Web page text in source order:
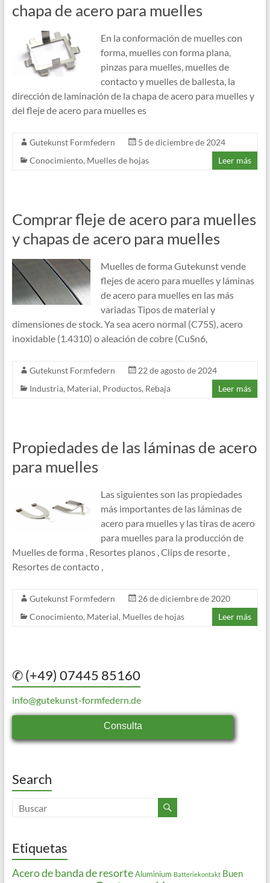
chapa de acero para muelles
En la conformación de muelles con
forma, muelles con forma plana,
pinzas para muelles, muelles de
contacto y muelles de ballesta, la
dirección de laminación de la chapa de acero para muelles y
del fleje de acero para muelles es
Gutekunst Formfedern
5 de diciembre de 2024
Conocimiento, Muelles de hojas Leer más
Comprar fleje de acero para muelles
y chapas de acero para muelles
Muelles de forma Gutekunst vende
flejes de acero para muelles y láminas
de acero para muelles en las más
variadas Tipos de material y
dimensiones de stock. Ya sea acero normal (C75S), acero
inoxidable (1.4310) o aleación de cobre (CuSn6,
Gutekunst Formfedern
22 de agosto de 2024
Industria, Material, Productos, Rebaja Leer más
Propiedades de las láminas de acero
para muelles
Las siguientes son las propiedades
más importantes de las láminas de
acero para muelles y las tiras de acero
para muelles para la producción de
Muelles de forma , Resortes planos , Clips de resorte ,
Resortes de contacto ,
Gutekunst Formfedern
26 de diciembre de 2020
Conocimiento, Material, Muelles de hojas Leer más
✆ (+49) 07445 85160
info@gutekunst-formfedern.de
Consulta
Search
Etiquetas
Acero de banda de resorte Aluminium Batteriekontakt Buen